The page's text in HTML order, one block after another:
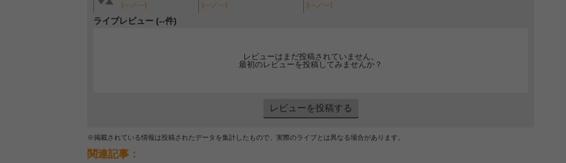
[---／---] [---／---] [---／---]
ライブレビュー (--件)
レビューはまだ投稿されていません。
最初のレビューを投稿してみませんか？
レビューを投稿する
※掲載されている情報は投稿されたデータを集計したもので、実際のライブとは異なる場合があります。
関連記事：